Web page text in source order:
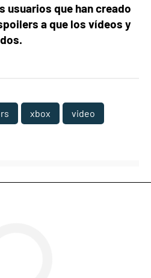
usuarios que han creado
a que los vídeos y
xbox video